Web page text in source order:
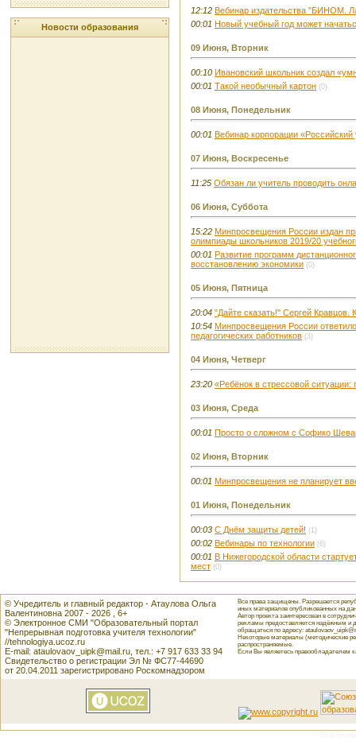
Новости образования
12:12 Вебинар издательства "БИНОМ.
00:01 Новый учебный год может
09 Июня, Вторник
00:10 Ивановский школьник создал
00:01 Такой необычный картон (0)
08 Июня, Понедельник
00:01 Вебинар корпорации «Российский
07 Июня, Воскресенье
11:25 Обязан ли учитель проводить
06 Июня, Суббота
15:22 Минпросвещения России издан
олимпиады школьников 2019/20
00:01 Развитие программ
восстановлению экономики (0)
05 Июня, Пятница
20:04 "Дайте сказать!" Сергей
10:54 Минпросвещения России
педагогических работников (3)
04 Июня, Четверг
23:20 «Ребёнок в стрессовой
03 Июня, Среда
00:01 Просто о сложном с Софико
02 Июня, Вторник
00:01 Минпросвещения не планирует
01 Июня, Понедельник
00:03 С Днём защиты детей! (1)
00:02 Вебинары по технологии (6)
00:01 В Нижегородской области
мест (0)
© Учредитель и главный редактор - Атаулова Ольга
Валентиновна 2007 - 2026 , 6+
© Электронное СМИ "Образовательный портал
"Непрерывная подготовка учителя технологии"
//tehnologiya.ucoz.ru
E-mail: ataulovaov_uipk@mail.ru, тел.: +7 917 633 33 94
Свидетельство о регистрации Эл № ФС77-44690
от 20.04.2011 зарегистрировано Роскомнадзором
Все права защищены. Разрешается
иных материалов опубликованных на
Автор проекта заинтересован в
рекламы предоставляется надёжным и
обращаться по адресу:
Некоторые материалы (методические
распространяемые.
Если Вы являетесь правообладателем